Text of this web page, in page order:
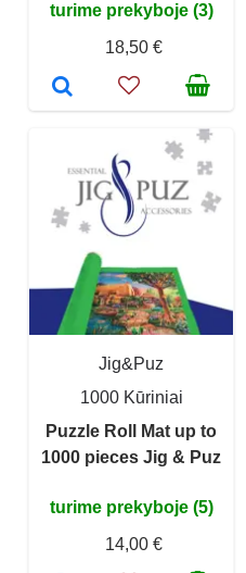
turime prekyboje (3)
18,50 €
Jig&Puz
1000 Kūriniai
Puzzle Roll Mat up to
1000 pieces Jig & Puz
turime prekyboje (5)
14,00 €